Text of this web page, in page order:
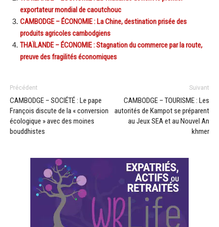
exportateur mondial de caoutchouc
CAMBODGE – ÉCONOMIE : La Chine, destination prisée des
produits agricoles cambodgiens
THAÏLANDE – ÉCONOMIE : Stagnation du commerce par la route,
preuve des fragilités économiques
Précédent
CAMBODGE – SOCIÉTÉ : Le pape
François discute de la « conversion
écologique » avec des moines
bouddhistes
Suivant
CAMBODGE – TOURISME : Les
autorités de Kampot se préparent
au Jeux SEA et au Nouvel An
khmer